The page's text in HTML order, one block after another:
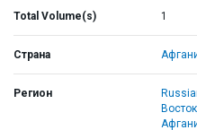
Total Volume(s) 1
Страна
Регион